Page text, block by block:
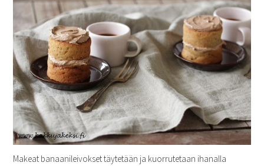
Makeat banaanileivokset täytetään ja kuorrutetaan ihanalla